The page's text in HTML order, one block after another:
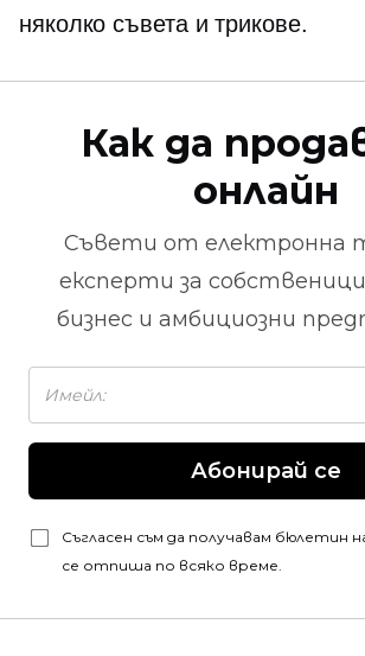
няколко съвета и трикове.
Как да
онлайн
Съвети от електронна
експерти за
бизнес и амбициозни
Абонирай се
Съгласен съм да получавам бюлетин
се отпиша по всяко време.